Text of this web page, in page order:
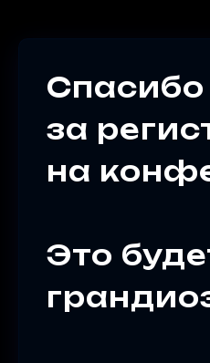
Спасибо
за
на
Это